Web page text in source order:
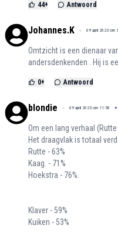
44+ Antwoord
Johannes.K 09 april 2023 om
Omtzicht is een dienaar
andersdenkenden . Hij is
0+ Antwoord
blondie 09 april 2023 om 11:58 +
Om een lang verhaal
Het draagvlak is totaal
Rutte - 63%
Kaag. - 71%
Hoekstra - 76%.
Klaver - 59%
Kuiken - 53%